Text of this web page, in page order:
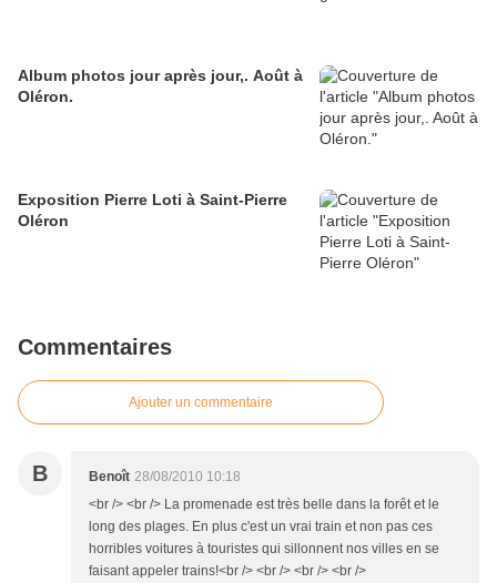
Album photos jour après jour,. Août à
Oléron.
Exposition Pierre Loti à Saint-Pierre
Oléron
Commentaires
Ajouter un commentaire
B Benoît 28/08/2010 10:18
<br /> <br /> La promenade est très belle dans la forêt et le
long des plages. En plus c'est un vrai train et non pas ces
horribles voitures à touristes qui sillonnent nos villes en se
faisant appeler trains!<br /> <br /> <br /> <br />